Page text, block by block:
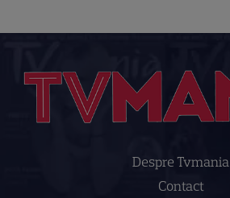
Despre Tvmania
Contact